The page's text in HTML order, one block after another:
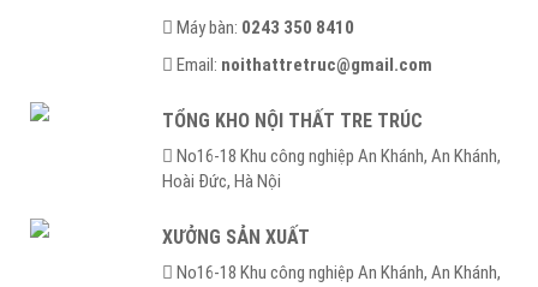
Máy bàn: 0243 350 8410
Email: noithattretruc@gmail.com
TỔNG KHO NỘI THẤT TRE TRÚC
No16-18 Khu công nghiệp An Khánh, An Khánh,
Hoài Ðức, Hà Nội
XƯỞNG SẢN XUẤT
No16-18 Khu công nghiệp An Khánh, An Khánh,